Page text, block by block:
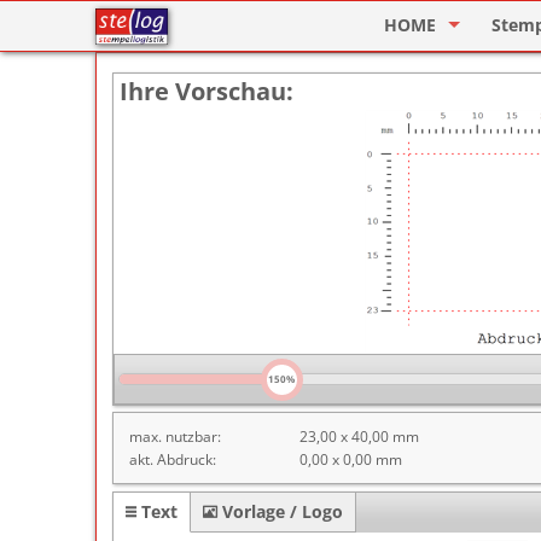
HOME
Stempel Designer
ImageCard
Ihre Vorschau:
150%
max. nutzbar:
23,00 x 40,00 mm
akt. Abdruck:
0,00 x 0,00 mm
Text Vorlage / Logo